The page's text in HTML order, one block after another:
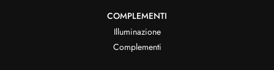
COMPLEMENTI
Illuminazione
Complementi